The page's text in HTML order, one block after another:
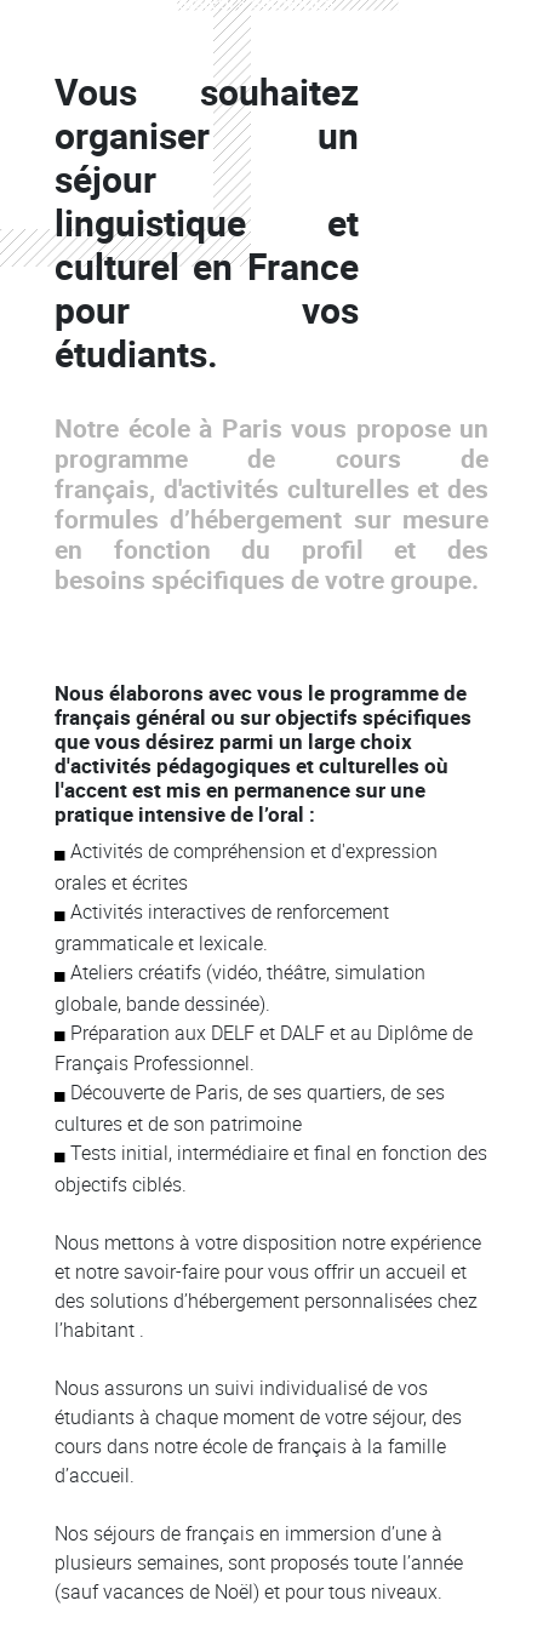
Colonne
Vous souhaitez
organiser un
séjour
linguistique et
culturel en France
pour vos
étudiants.
Notre école à Paris vous propose un
programme de cours de
français, d'activités culturelles et des
formules d’hébergement sur mesure
en fonction du profil et des
besoins spécifiques de votre groupe.
Nous élaborons avec vous le programme de
français général ou sur objectifs spécifiques
que vous désirez parmi un large choix
d'activités pédagogiques et culturelles où
l'accent est mis en permanence sur une
pratique intensive de l’oral :
Activités de compréhension et d'expression
orales et écrites
Activités interactives de renforcement
grammaticale et lexicale.
Ateliers créatifs (vidéo, théâtre, simulation
globale, bande dessinée).
Préparation aux DELF et DALF et au Diplôme de
Français Professionnel.
Découverte de Paris, de ses quartiers, de ses
cultures et de son patrimoine
Tests initial, intermédiaire et final en fonction des
objectifs ciblés.
Nous mettons à votre disposition notre expérience
et notre savoir-faire pour vous offrir un accueil et
des solutions d’hébergement personnalisées chez
l’habitant .
Nous assurons un suivi individualisé de vos
étudiants à chaque moment de votre séjour, des
cours dans notre école de français à la famille
d’accueil.
Nos séjours de français en immersion d’une à
plusieurs semaines, sont proposés toute l’année
(sauf vacances de Noël) et pour tous niveaux.